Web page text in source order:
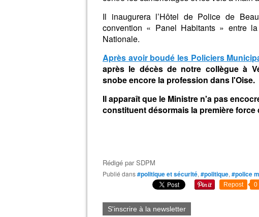
Il inaugurera l’Hôtel de Police de
convention « Panel Habitants » entre
Nationale.
Après avoir boudé les Policiers
après le décès de notre collègue à
snobe encore la profession dans l'Oise.
Il apparaît que le Ministre n'a pas
constituent désormais la première
Rédigé parSDPM
Publié dans#politique et sécurité, #politique, #police
Repost 0
S'inscrire à la newsletter